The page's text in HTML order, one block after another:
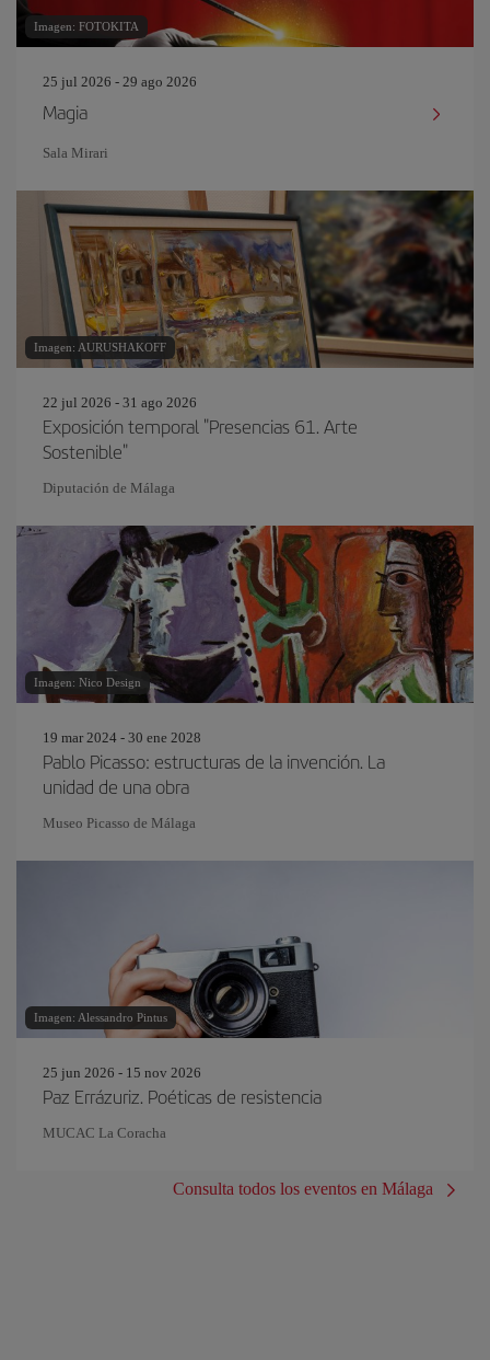
Imagen: FOTOKITA
25 jul 2026 - 29 ago 2026
Magia
Sala Mirari
Imagen: AURUSHAKOFF
22 jul 2026 - 31 ago 2026
Exposición temporal "Presencias 61. Arte
Sostenible"
Diputación de Málaga
Imagen: Nico Design
19 mar 2024 - 30 ene 2028
Pablo Picasso: estructuras de la invención. La
unidad de una obra
Museo Picasso de Málaga
Imagen: Alessandro Pintus
25 jun 2026 - 15 nov 2026
Paz Errázuriz. Poéticas de resistencia
MUCAC La Coracha
Consulta todos los eventos en Málaga